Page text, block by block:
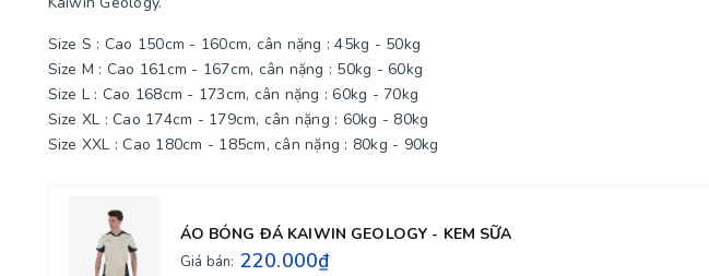
Size S : Cao 150cm - 160cm, cân nặng : 45kg - 50kg
Size M : Cao 161cm - 167cm, cân nặng : 50kg - 60kg
Size L : Cao 168cm - 173cm, cân nặng : 60kg - 70kg
Size XL : Cao 174cm - 179cm, cân nặng : 60kg - 80kg
Size XXL : Cao 180cm - 185cm, cân nặng : 80kg - 90kg
ÁO BÓNG ĐÁ KAIWIN GEOLOGY - KEM SỮA
Giá bán: 220.000₫